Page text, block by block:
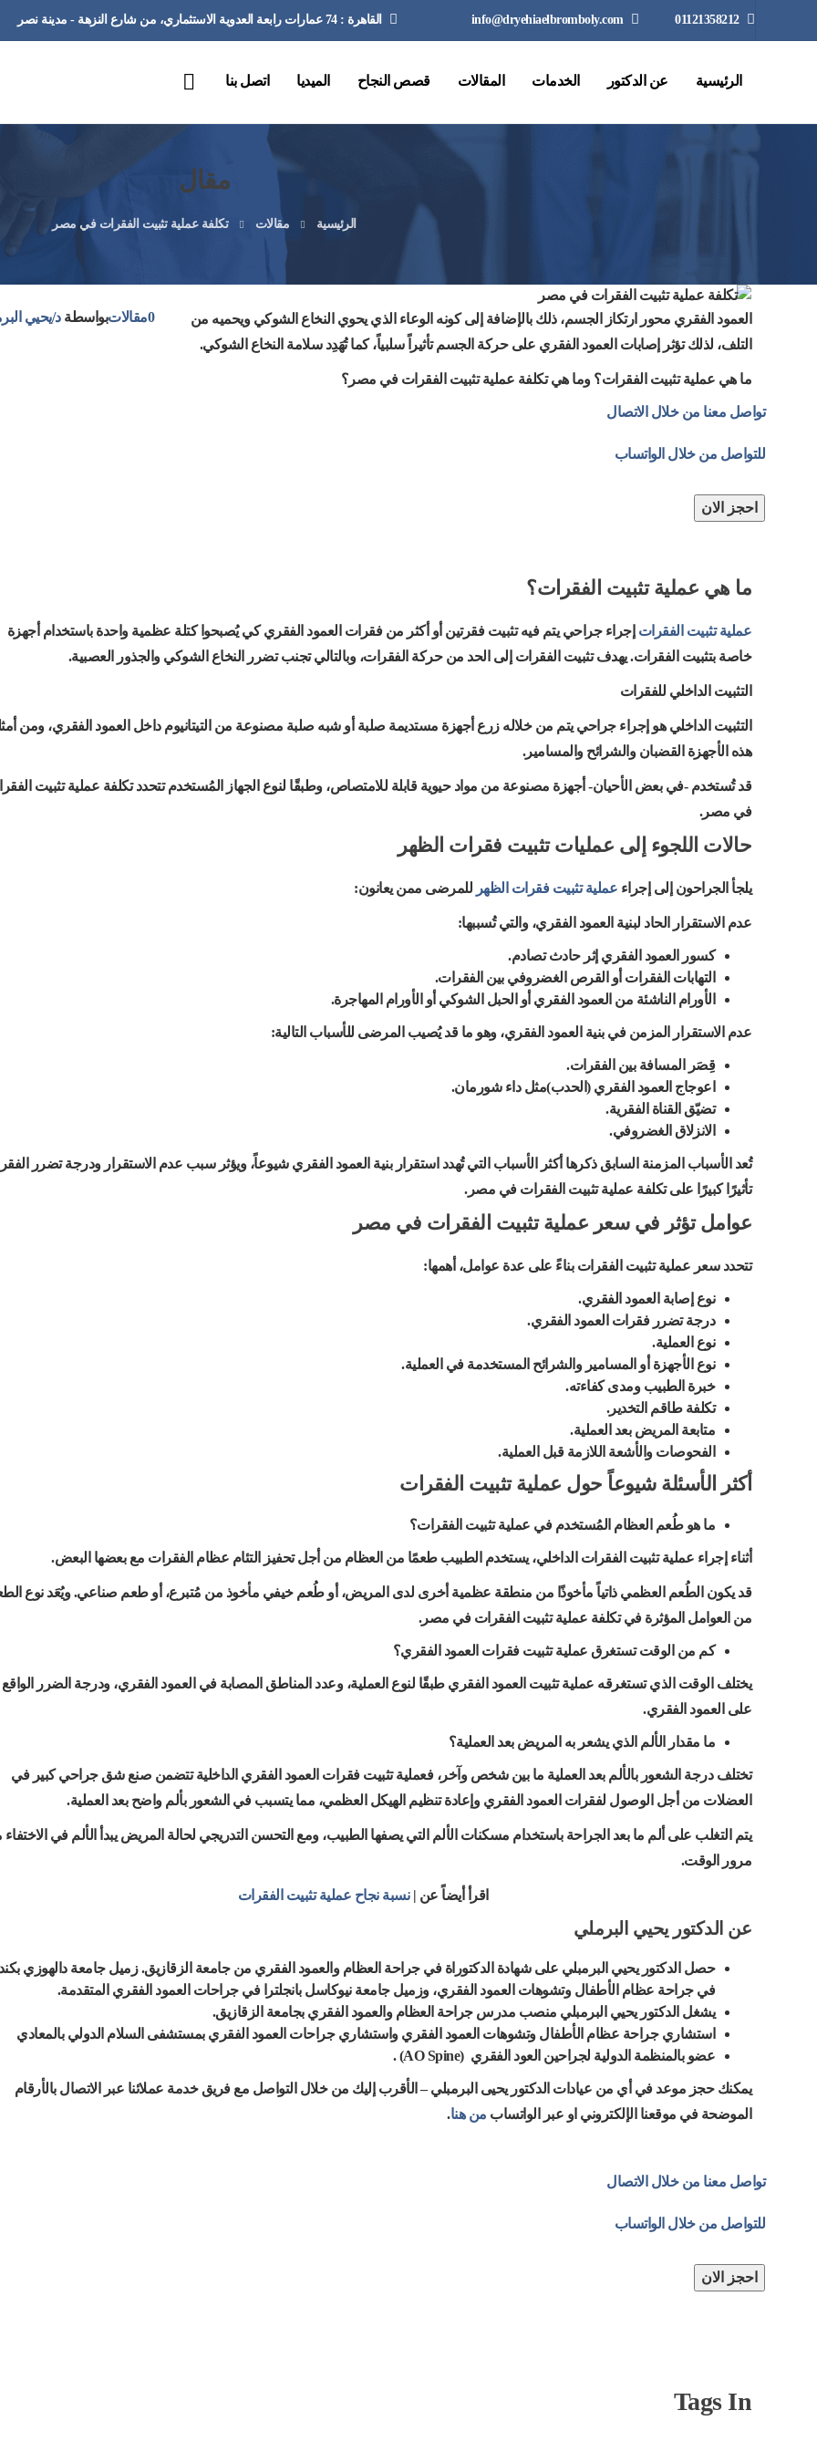
01121358212
info@dryehiaelbromboly.com القاهرة : 74 عمارات رابعة العدوية الاستثماري، من شارع النزهة - مدينة نصر
الرئيسية عن الدكتور الخدمات المقالات قصص النجاح الميديا اتصل بنا
مقال
الرئيسية مقالات تكلفة عملية تثبيت الفقرات في مصر
بواسطةد/يحيي مقالات0
العمود الفقري محور ارتكاز الجسم، ذلك بالإضافة إلى كونه الوعاء الذي يحوي النخاع الشوكي ويحميه من
التلف، لذلك تؤثر إصابات العمود الفقري على حركة الجسم تأثيراً سلبياً، كما تُهَدِد سلامة النخاع الشوكي.
ما هي عملية تثبيت الفقرات؟ وما هي تكلفة عملية تثبيت الفقرات في مصر؟
تواصل معنا من خلال الاتصال
للتواصل من خلال الواتساب
احجز الان
ما هي عملية تثبيت الفقرات؟
عملية تثبيت الفقرات إجراء جراحي يتم فيه تثبيت فقرتين أو أكثر من فقرات العمود الفقري كي يُصبحوا كتلة عظمية واحدة باستخدام أجهزة
خاصة بتثبيت الفقرات. يهدف تثبيت الفقرات إلى الحد من حركة الفقرات، وبالتالي تجنب تضرر النخاع الشوكي والجذور العصبية.
التثبيت الداخلي للفقرات
التثبيت الداخلي هو إجراء جراحي يتم من خلاله زرع أجهزة مستديمة صلبة أو شبه صلبة مصنوعة من التيتانيوم داخل العمود الفقري، ومن
هذه الأجهزة القضبان والشرائح والمسامير.
قد تُستخدم -في بعض الأحيان- أجهزة مصنوعة من مواد حيوية قابلة للامتصاص، وطبقًا لنوع الجهاز المُستخدم تتحدد تكلفة عملية تثبيت
في مصر.
حالات اللجوء إلى عمليات تثبيت فقرات الظهر
يلجأ الجراحون إلى إجراء عملية تثبيت فقرات الظهر للمرضى ممن يعانون:
عدم الاستقرار الحاد لبنية العمود الفقري، والتي تُسببها:
كسور العمود الفقري إثر حادث تصادم.
التهابات الفقرات أو القرص الغضروفي بين الفقرات.
الأورام الناشئة من العمود الفقري أو الحبل الشوكي أو الأورام المهاجرة.
عدم الاستقرار المزمن في بنية العمود الفقري، وهو ما قد يُصيب المرضى للأسباب التالية:
قِصَر المسافة بين الفقرات.
اعوجاج العمود الفقري (الحدب)مثل داء شورمان.
تضيّق القناة الفقرية.
الانزلاق الغضروفي.
تُعد الأسباب المزمنة السابق ذكرها أكثر الأسباب التي تُهدد استقرار بنية العمود الفقري شيوعاً، ويؤثر سبب عدم الاستقرار ودرجة تضرر
تأثيرًا كبيرًا على تكلفة عملية تثبيت الفقرات في مصر.
عوامل تؤثر في سعر عملية تثبيت الفقرات في مصر
تتحدد سعر عملية تثبيت الفقرات بناءً على عدة عوامل، أهمها:
نوع إصابة العمود الفقري.
درجة تضرر فقرات العمود الفقري.
نوع العملية.
نوع الأجهزة أو المسامير والشرائح المستخدمة في العملية.
خبرة الطبيب ومدى كفاءته.
تكلفة طاقم التخدير.
متابعة المريض بعد العملية.
الفحوصات والأشعة اللازمة قبل العملية.
أكثر الأسئلة شيوعاً حول عملية تثبيت الفقرات
ما هو طُعم العظام المُستخدم في عملية تثبيت الفقرات؟
أثناء إجراء عملية تثبيت الفقرات الداخلي، يستخدم الطبيب طعمًا من العظام من أجل تحفيز التئام عظام الفقرات مع بعضها البعض.
قد يكون الطُعم العظمي ذاتياً مأخوذًا من منطقة عظمية أخرى لدى المريض، أو طُعم خيفي مأخوذ من مُتبرع، أو طعم صناعي. ويُعَد نوع
من العوامل المؤثرة في تكلفة عملية تثبيت الفقرات في مصر.
كم من الوقت تستغرق عملية تثبيت فقرات العمود الفقري؟
يختلف الوقت الذي تستغرقه عملية تثبيت العمود الفقري طبقًا لنوع العملية، وعدد المناطق المصابة في العمود الفقري، ودرجة الضرر الواقع
على العمود الفقري.
ما مقدار الألم الذي يشعر به المريض بعد العملية؟
تختلف درجة الشعور بالألم بعد العملية ما بين شخص وآخر، فعملية تثبيت فقرات العمود الفقري الداخلية تتضمن صنع شق جراحي كبير في
العضلات من أجل الوصول لفقرات العمود الفقري وإعادة تنظيم الهيكل العظمي، مما يتسبب في الشعور بألم واضح بعد العملية.
يتم التغلب على ألم ما بعد الجراحة باستخدام مسكنات الألم التي يصفها الطبيب، ومع التحسن التدريجي لحالة المريض يبدأ الألم في
مرور الوقت.
اقرأ أيضاً عن |نسبة نجاح عملية تثبيت الفقرات
عن الدكتور يحيي البرملي
حصل الدكتور يحيي البرمبلي على شهادة الدكتوراة في جراحة العظام والعمود الفقري من جامعة الزقازيق. زميل جامعة دالهوزي
في جراحة عظام الأطفال وتشوهات العمود الفقري، وزميل جامعة نيوكاسل بانجلترا في جراحات العمود الفقري المتقدمة.
يشغل الدكتور يحيي البرمبلي منصب مدرس جراحة العظام والعمود الفقري بجامعة الزقازيق.
استشاري جراحة عظام الأطفال وتشوهات العمود الفقري واستشاري جراحات العمود الفقري بمستشفى السلام الدولي بالمعادي
عضو بالمنظمة الدولية لجراحين العود الفقري (AO Spine) .
يمكنك حجز موعد في أي من عيادات الدكتور يحيى البرمبلي – الأقرب إليك من خلال التواصل مع فريق خدمة عملائنا عبر الاتصال بالأرقام
الموضحة في موقعنا الإلكتروني او عبر الواتساب من هنا.
تواصل معنا من خلال الاتصال
للتواصل من خلال الواتساب
احجز الان
Tags In